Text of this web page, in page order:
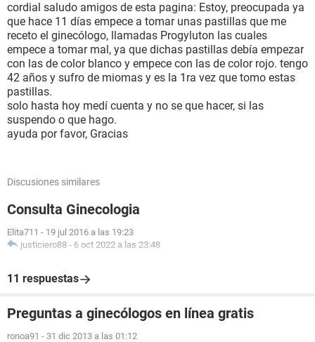
cordial saludo amigos de esta pagina: Estoy, preocupada ya
que hace 11 días empece a tomar unas pastillas que me
receto el ginecólogo, llamadas Progyluton las cuales
empece a tomar mal, ya que dichas pastillas debía empezar
con las de color blanco y empece con las de color rojo. tengo
42 años y sufro de miomas y es la 1ra vez que tomo estas
pastillas.
solo hasta hoy medí cuenta y no se que hacer, si las
suspendo o que hago.
ayuda por favor, Gracias
Discusiones similares
Consulta Ginecologia
Elita711 - 19 jul 2016 a las 19:23
justiciero88 - 6 oct 2022 a las 23:48
11 respuestas
Preguntas a ginecólogos en línea gratis
ronoa91 - 31 dic 2013 a las 01:12